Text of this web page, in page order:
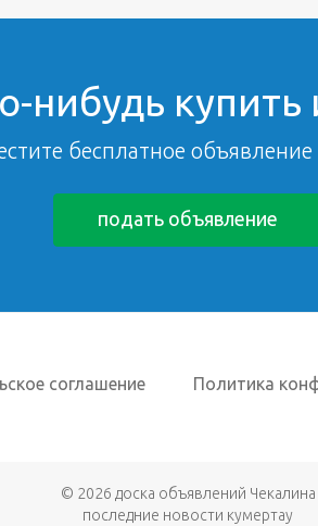
нибудь купить
бесплатное объявление
подать объявление
соглашение Политика
© 2026 доска объявлений Чекалина
последние новости кумертау